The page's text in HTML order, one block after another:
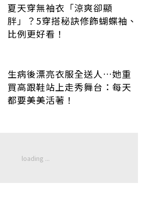
夏天穿無袖衣「涼爽卻顯
胖」？5穿搭秘訣修飾蝴蝶袖、
比例更好看！
生病後漂亮衣服全送人…她重
買高跟鞋站上走秀舞台：每天
都要美美活著！